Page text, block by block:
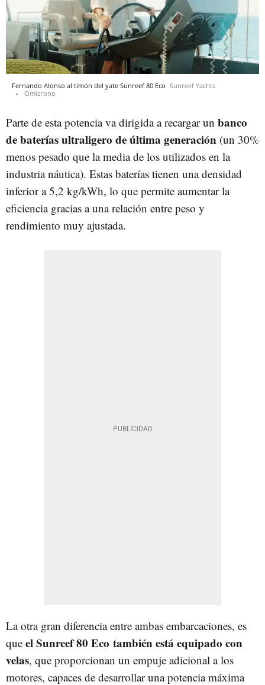
Fernando Alonso al timón del yate Sunreef 80 Eco Sunreef Yachts
Omicrono
Parte de esta potencia va dirigida a recargar un banco
de baterías ultraligero de última generación (un 30%
menos pesado que la media de los utilizados en la
industria náutica). Estas baterías tienen una densidad
inferior a 5,2 kg/kWh, lo que permite aumentar la
eficiencia gracias a una relación entre peso y
rendimiento muy ajustada.
La otra gran diferencia entre ambas embarcaciones, es
que el Sunreef 80 Eco también está equipado con
velas, que proporcionan un empuje adicional a los
motores, capaces de desarrollar una potencia máxima